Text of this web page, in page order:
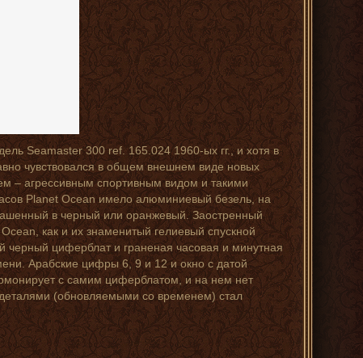
Seamaster 300 ref. 165.024 1960-ых гг., и хотя в
чувствовался в общем внешнем виде новых
– агрессивным спортивным видом и такими
Planet Ocean имело алюминиевый безель, на
в черный или оранжевый. Заостренный
как и их знаменитый гелиевый спускной
черный циферблат и граненая часовая и минутная
Арабские цифры 6, 9 и 12 и окно с датой
с самим циферблатом, и на нем нет
(обновляемыми со временем) стал